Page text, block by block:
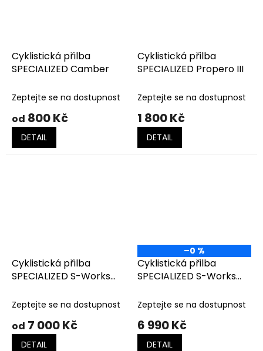
Cyklistická přilba
SPECIALIZED Camber
Zeptejte se na dostupnost
od 800 Kč
DETAIL
Cyklistická přilba
SPECIALIZED Propero III
Zeptejte se na dostupnost
1 800 Kč
DETAIL
Cyklistická přilba
SPECIALIZED S-Works
Zeptejte se na dostupnost
od 7 000 Kč
DETAIL
–0 %
Cyklistická přilba
SPECIALIZED S-Works
Zeptejte se na dostupnost
6 990 Kč
DETAIL